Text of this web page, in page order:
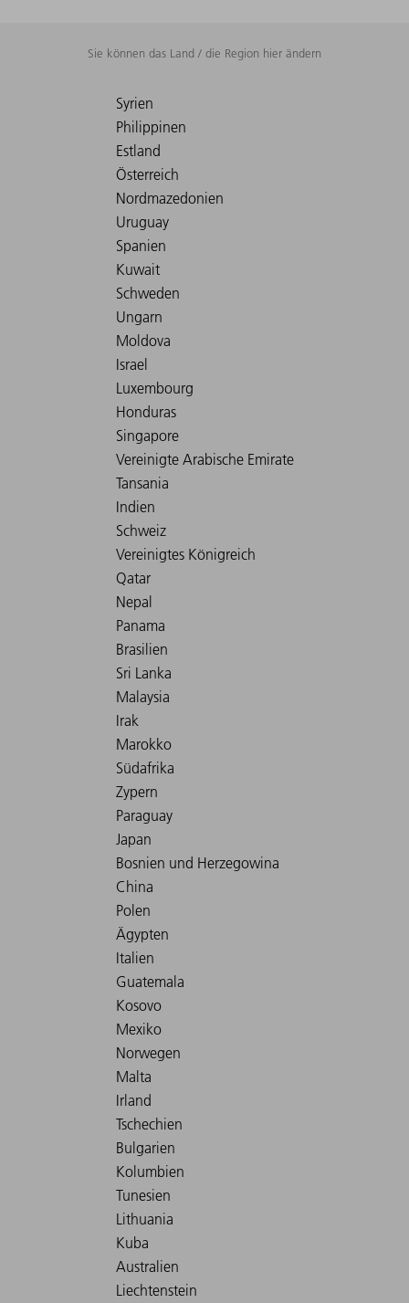
Sie können das Land / die Region hier ändern